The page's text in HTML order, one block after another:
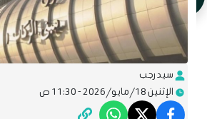
سيد رجب
الإثنين 18/مايو/2026 - 11:30 ص